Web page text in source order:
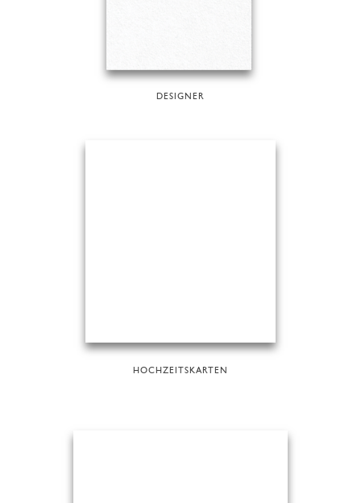
DESIGNER
HOCHZEITSKARTEN